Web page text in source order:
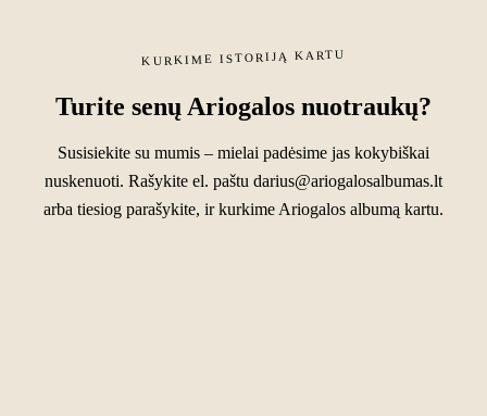
KURKIME ISTORIJĄ KARTU
Turite senų Ariogalos nuotraukų?
Susisiekite su mumis – mielai padėsime jas kokybiškai
nuskenuoti. Rašykite el. paštu darius@ariogalosalbumas.lt
arba tiesiog parašykite, ir kurkime Ariogalos albumą kartu.